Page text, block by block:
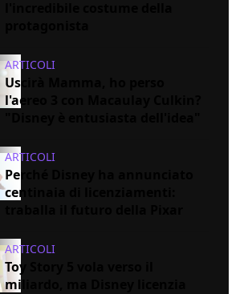
ARTICOLI
Uscirà Mamma, ho perso
l'aereo 3 con Macaulay Culkin?
ARTICOLI
Perché Disney ha annunciato
centinaia di licenziamenti:
ARTICOLI
Toy Story 5 vola verso il
miliardo, ma Disney licenzia